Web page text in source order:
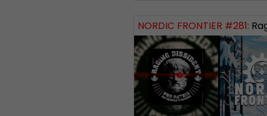
NORDIC FRONTIER #281: